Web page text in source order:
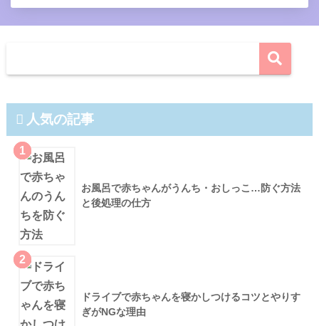
人気の記事
1
お風呂で赤ちゃんがうんち・おしっこ…防ぐ方法
と後処理の仕方
2
ドライブで赤ちゃんを寝かしつけるコツとやりす
ぎがNGな理由